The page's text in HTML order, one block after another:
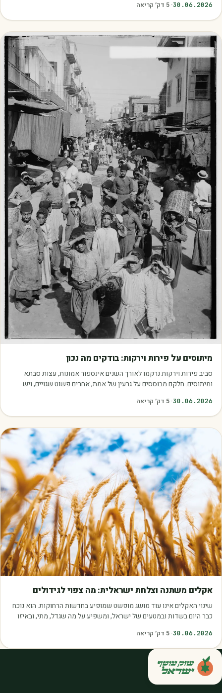
30.06.2026
·
5 דק׳ קריאה
מיתוסים על פירות וירקות: בודקים מה נכון
סביב פירות וירקות נרקמו לאורך השנים אינספור אמונות, עצות סבתא
ומיתוסים. חלקם מבוססים על גרעין של אמת, אחרים פשוט שגויים, ויש
30.06.2026
·
5 דק׳ קריאה
אקלים משתנה וצלחת ישראלית: מה צפוי לגידולים
שינוי האקלים אינו עוד מושג מופשט שמופיע בחדשות הרחוקות. הוא נוכח
כבר היום בשדות ובמטעים של ישראל, ומשפיע על מה שגדל, מתי, ובאיזו
30.06.2026
·
5 דק׳ קריאה